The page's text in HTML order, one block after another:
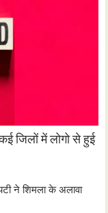
जिलों में लोगो से हुई
ने शिमला के अलावा